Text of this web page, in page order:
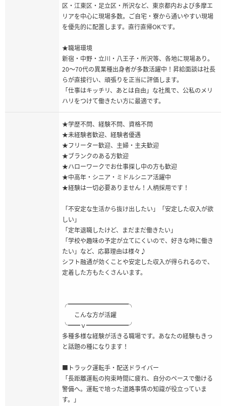
区・江東区・足立区・所沢など、東京都内および多摩エ
リアを中心に現場多数。ご自宅・寮から通いやすい現場
を優先的に配置します。直行直帰OKです。
★職場環境
新宿・中野・立川・八王子・所沢等、各地に現場あり。
20〜70代の異業種出身者が多数活躍中！昇給面談は社長
らが直接行い、頑張りを正当に評価します。
「仕事はキッチリ、あとは自由」な社風で、公私のメリ
ハリをつけて働きたい方に最適です。
★学歴不問、経験不問、資格不問
★未経験者歓迎、経験者優遇
★フリーター歓迎、主婦・主夫歓迎
★ブランクのある方歓迎
★ハローワークでお仕事探し中の方も歓迎
★中高年・シニア・ミドルシニア活躍中
★経験は一切必要ありません！人柄採用です！
「不安定な生活から抜け出したい」「安定した収入が欲
しい」
「定年退職したけど、まだまだ働きたい」
「学校や趣味の予定が立てにくいので、好きな時に働き
たい」など、応募理由は様々♪
シフト融通が効くことや安定した収入が得られるので、
定着した方もたくさんいます。
╭━━━━━━━━━━╮
こんな方が活躍
╰━━ｖ━━━━━━━╯
多種多様な経験が活きる職場です。あなたの経験もきっ
と話題の種になります！
■トラック運転手・配送ドライバー
「長距離運転の拘束時間に疲れ、自分のペースで働ける
警備へ。運転で培った道路事情の知識が役立っていま
す。」